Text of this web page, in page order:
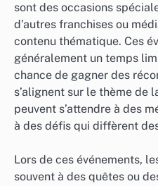
sont des occasions
d’autres franchises ou
contenu thématique. Ces
généralement un temps
chance de gagner des
s’alignent sur le thème de
peuvent s’attendre à des
à des défis qui diffèrent
Lors de ces événements,
souvent à des quêtes ou